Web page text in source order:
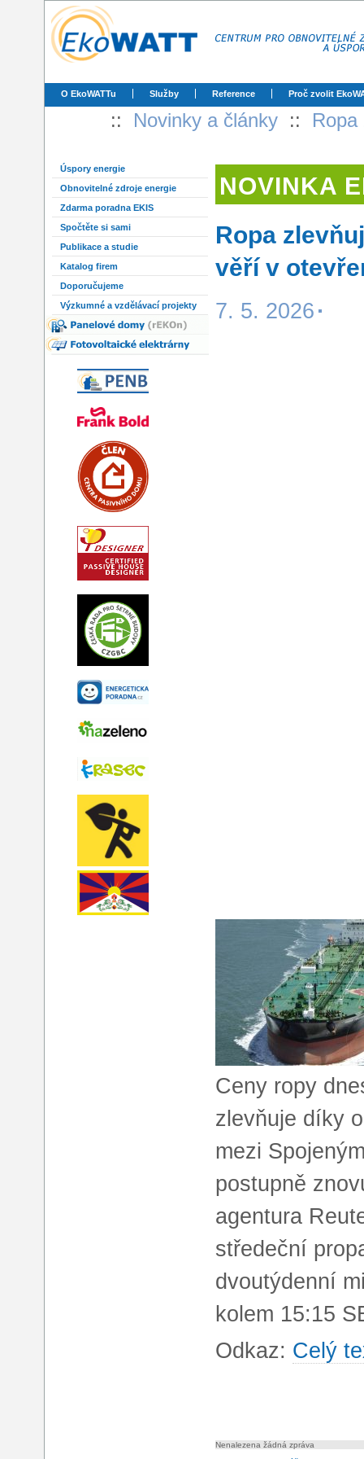
O EkoWATTu Služby Reference Proč zvolit
:: Novinky a články ::
Úspory energie
Obnovitelné zdroje energie
Zdarma poradna EKIS
Spočtěte si sami
Publikace a studie
Katalog firem
Doporučujeme
Výzkumné a vzdělávací projekty
NOVINKA
Ropa
věří v
7. 5. 2026
Ceny ropy
zlevňuje díky
mezi
postupně
agentura
středeční
dvoutýdenní
kolem 15:15
Odkaz: Celý
Nenalezena žádná zpráva